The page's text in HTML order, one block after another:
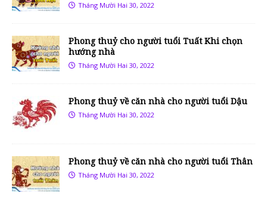
Tháng Mười Hai 30, 2022
Phong thuỷ cho người tuổi Tuất Khi chọn
hướng nhà
Tháng Mười Hai 30, 2022
Phong thuỷ về căn nhà cho người tuổi Dậu
Tháng Mười Hai 30, 2022
Phong thuỷ về căn nhà cho người tuổi Thân
Tháng Mười Hai 30, 2022